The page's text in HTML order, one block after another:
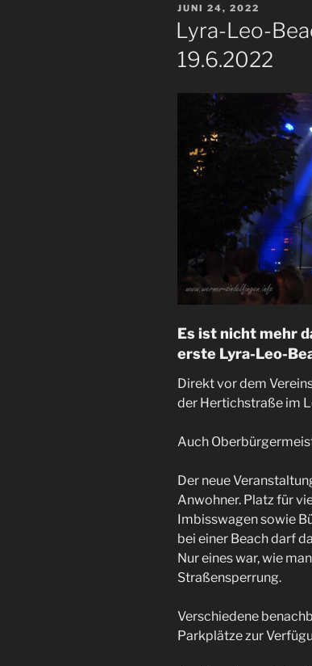
VERÖFFENTLICHT
AM
JUNI 24, 2022
Lyra-Leo-
19.6.2022
Es ist nicht mehr
erste Lyra-Leo-
Direkt vor dem
der Hertichstraße im
Auch
Der neue
Anwohner. Platz für
Imbisswagen sowie
bei einer Beach darf
Nur eines war, wie
Straßensperrung.
Verschiedene
Parkplätze zur